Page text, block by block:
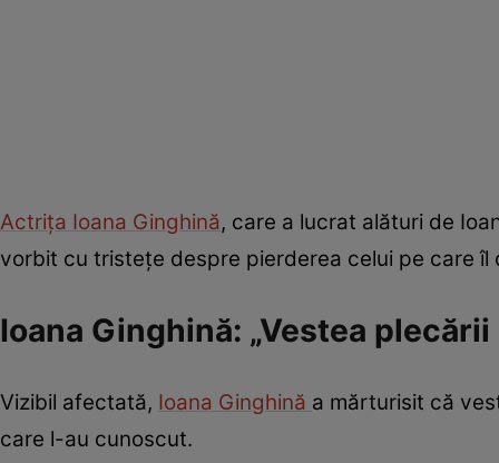
Actrița Ioana Ginghină, care a lucrat alături de
vorbit cu tristețe despre pierderea celui pe care
Ioana Ginghină: „Vestea
Vizibil afectată, Ioana Ginghină a mărturisit că
care l-au cunoscut.